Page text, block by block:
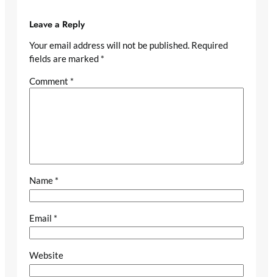
Leave a Reply
Your email address will not be published. Required
fields are marked *
Comment *
Name *
Email *
Website